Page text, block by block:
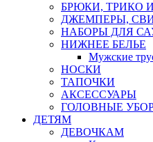
БРЮКИ, ТРИКО
ДЖЕМПЕРЫ,
НАБОРЫ ДЛЯ
НИЖНЕЕ БЕЛЬЕ
Мужские
НОСКИ
ТАПОЧКИ
АКСЕССУАРЫ
ГОЛОВНЫЕ
ДЕТЯМ
ДЕВОЧКАМ